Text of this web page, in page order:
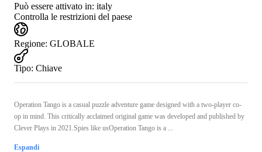
Può essere attivato in: italy
Controlla le restrizioni del paese
Regione: GLOBALE
Tipo: Chiave
Operation Tango is a casual puzzle adventure game designed with a two-player co-
op in mind. This critically acclaimed original game was developed and published by
Clever Plays in 2021.Spies like usOperation Tango is a ...
Espandi